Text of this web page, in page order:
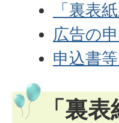
「裏表
広告の
申込書
「裏